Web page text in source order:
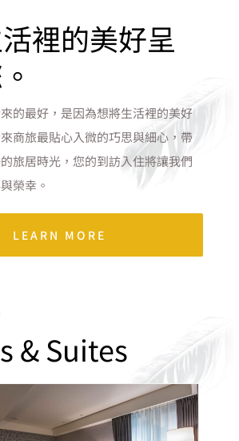
裡的美好呈
的最好，是因為想將生活裡的美好
商旅最貼心入微的巧思與細心，帶
旅居時光，您的到訪入住將讓我們
榮幸。
LEARN MORE
& Suites